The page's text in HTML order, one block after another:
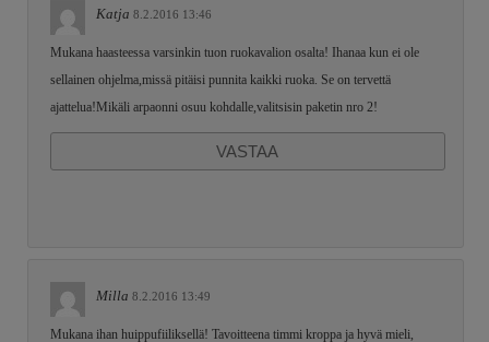
Katja 8.2.2016 13:46
Mukana haasteessa varsinkin tuon ruokavalion osalta! Ihanaa kun ei ole
sellainen ohjelma,missä pitäisi punnita kaikki ruoka. Se on tervettä
ajattelua!Mikäli arpaonni osuu kohdalle,valitsisin paketin nro 2!
VASTAA
Milla 8.2.2016 13:49
Mukana ihan huippufiiliksellä! Tavoitteena timmi kroppa ja hyvä mieli,